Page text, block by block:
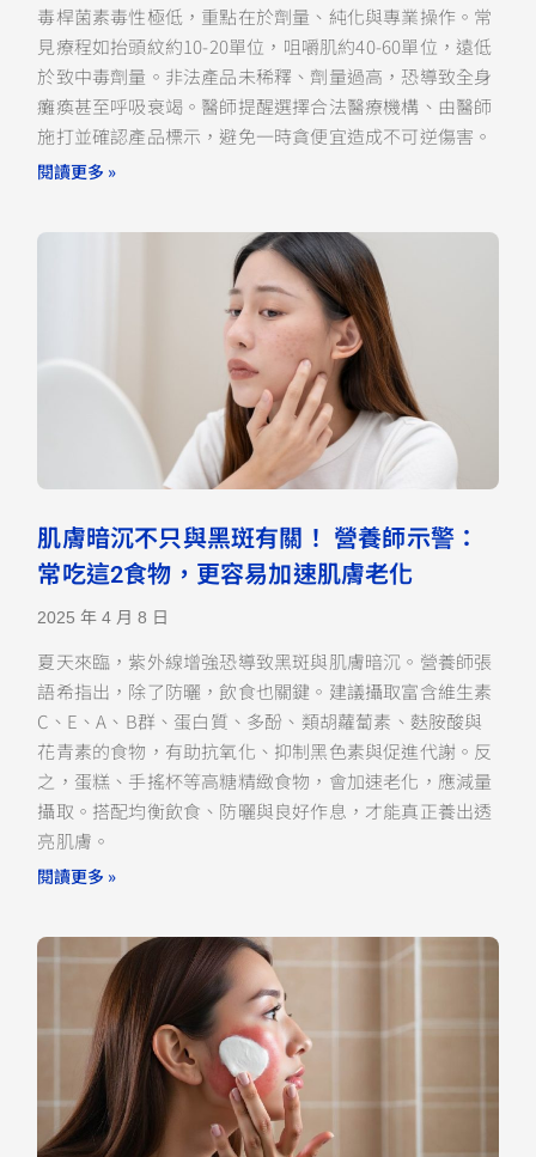
毒桿菌素毒性極低，重點在於劑量、純化與專業操作。常
見療程如抬頭紋約10-20單位，咀嚼肌約40-60單位，遠低
於致中毒劑量。非法產品未稀釋、劑量過高，恐導致全身
癱瘓甚至呼吸衰竭。醫師提醒選擇合法醫療機構、由醫師
施打並確認產品標示，避免一時貪便宜造成不可逆傷害。
閱讀更多 »
肌膚暗沉不只與黑斑有關！ 營養師示警：
常吃這2食物，更容易加速肌膚老化
2025 年 4 月 8 日
夏天來臨，紫外線增強恐導致黑斑與肌膚暗沉。營養師張
語希指出，除了防曬，飲食也關鍵。建議攝取富含維生素
C、E、A、B群、蛋白質、多酚、類胡蘿蔔素、麩胺酸與
花青素的食物，有助抗氧化、抑制黑色素與促進代謝。反
之，蛋糕、手搖杯等高糖精緻食物，會加速老化，應減量
攝取。搭配均衡飲食、防曬與良好作息，才能真正養出透
亮肌膚。
閱讀更多 »